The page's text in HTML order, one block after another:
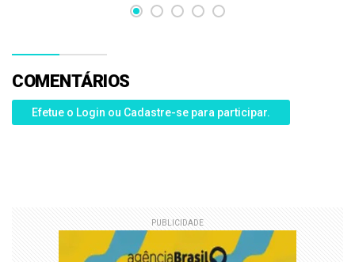
COMENTÁRIOS
Efetue o Login ou Cadastre-se para participar.
PUBLICIDADE